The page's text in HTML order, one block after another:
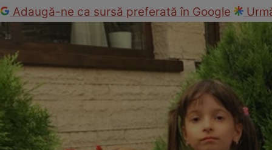
Adaugă-ne ca sursă preferată în Google